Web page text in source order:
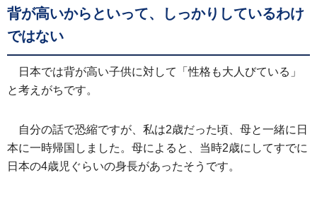
背が高いからといって、しっかりしているわけ
ではない
日本では背が高い子供に対して「性格も大人びている」
と考えがちです。
自分の話で恐縮ですが、私は2歳だった頃、母と一緒に日
本に一時帰国しました。母によると、当時2歳にしてすでに
日本の4歳児ぐらいの身長があったそうです。